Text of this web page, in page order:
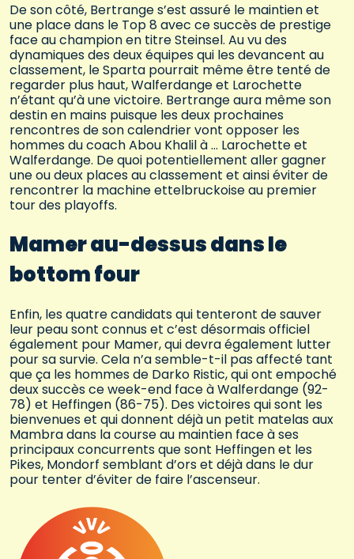
De son côté, Bertrange s’est assuré le maintien et
une place dans le Top 8 avec ce succès de prestige
face au champion en titre Steinsel. Au vu des
dynamiques des deux équipes qui les devancent au
classement, le Sparta pourrait même être tenté de
regarder plus haut, Walferdange et Larochette
n’étant qu’à une victoire. Bertrange aura même son
destin en mains puisque les deux prochaines
rencontres de son calendrier vont opposer les
hommes du coach Abou Khalil à … Larochette et
Walferdange. De quoi potentiellement aller gagner
une ou deux places au classement et ainsi éviter de
rencontrer la machine ettelbruckoise au premier
tour des playoffs.
Mamer au-dessus dans le
bottom four
Enfin, les quatre candidats qui tenteront de sauver
leur peau sont connus et c’est désormais officiel
également pour Mamer, qui devra également lutter
pour sa survie. Cela n’a semble-t-il pas affecté tant
que ça les hommes de Darko Ristic, qui ont empoché
deux succès ce week-end face à Walferdange (92-
78) et Heffingen (86-75). Des victoires qui sont les
bienvenues et qui donnent déjà un petit matelas aux
Mambra dans la course au maintien face à ses
principaux concurrents que sont Heffingen et les
Pikes, Mondorf semblant d’ors et déjà dans le dur
pour tenter d’éviter de faire l’ascenseur.